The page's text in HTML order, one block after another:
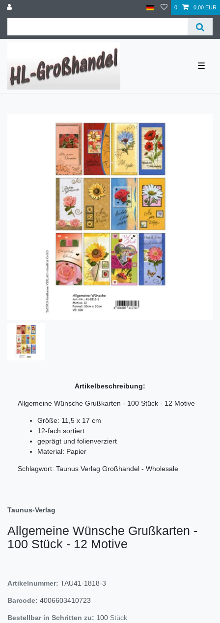
0 0,00 EUR
☰
Artikelbeschreibung:
Allgemeine Wünsche Grußkarten - 100 Stück - 12 Motive
Größe: 11,5 x 17 cm
12-fach sortiert
geprägt und folienverziert
Material: Papier
Schlagwort: Taunus Verlag Großhandel - Wholesale
Taunus-Verlag
Allgemeine Wünsche Grußkarten -
100 Stück - 12 Motive
Artikelnummer: TAU41-1818-3
Barcode: 4006603410723
Bestellbar in Schritten zu: 100 Stück